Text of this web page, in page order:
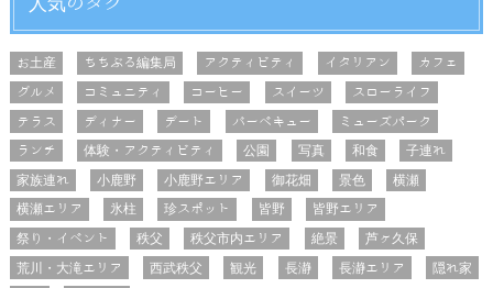
お土産 ちちぶる編集局 アクティビティ イタリアン
カフェ
グルメ
コミュニティ コーヒー スイーツ
スローライフ
テラス
ディナー デート バーベキュー
ミューズパーク
ランチ
体験・アクティビティ 公園 写真 和食
子連れ
家族連れ
小鹿野 小鹿野エリア 御花畑 景色
横瀬
横瀬エリア
氷柱 珍スポット 皆野
皆野エリア
祭り・イベント
秩父 秩父市内エリア 絶景
芦ヶ久保
荒川・大滝エリア
西武秩父 観光 長瀞 長瀞エリア
隠れ家